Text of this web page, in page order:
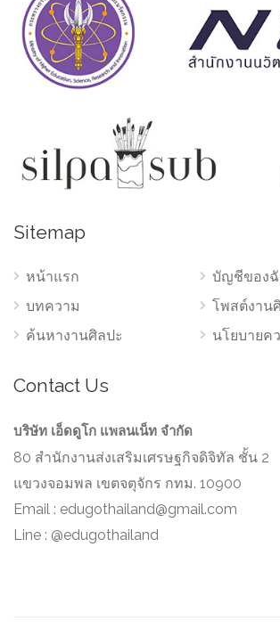
Sitemap
หน้าแรก
บทความ
ค้นหางานศิลปะ
บัญชีของ
โพสต์งาน
นโยบายค
Contact Us
บริษัท เอ็ดดูโก แพลนเน็ท จำกัด
80 สำนักงานส่งเสริมเศรษฐกิจดิจิทัล ชั้น 2
แขวงจอมพล เขตจตุจักร กทม. 10900
Email : edugothailand@gmail.com
Line : @edugothailand